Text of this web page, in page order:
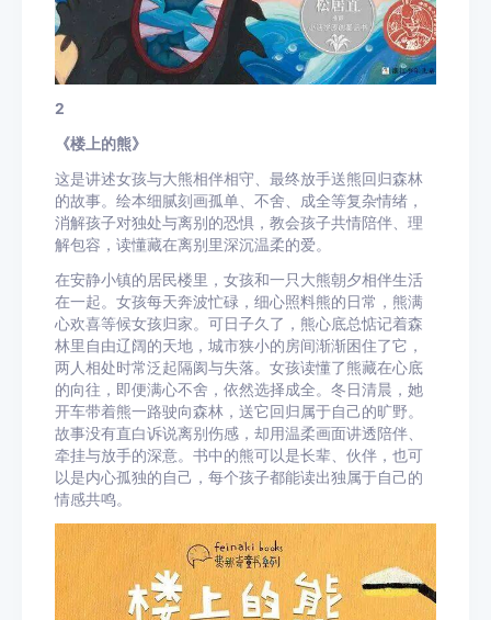
2
《楼上的熊》
这是讲述女孩与大熊相伴相守、最终放手送熊回归森林
的故事。绘本细腻刻画孤单、不舍、成全等复杂情绪，
消解孩子对独处与离别的恐惧，教会孩子共情陪伴、理
解包容，读懂藏在离别里深沉温柔的爱。
在安静小镇的居民楼里，女孩和一只大熊朝夕相伴生活
在一起。女孩每天奔波忙碌，细心照料熊的日常，熊满
心欢喜等候女孩归家。可日子久了，熊心底总惦记着森
林里自由辽阔的天地，城市狭小的房间渐渐困住了它，
两人相处时常泛起隔阂与失落。女孩读懂了熊藏在心底
的向往，即便满心不舍，依然选择成全。冬日清晨，她
开车带着熊一路驶向森林，送它回归属于自己的旷野。
故事没有直白诉说离别伤感，却用温柔画面讲透陪伴、
牵挂与放手的深意。书中的熊可以是长辈、伙伴，也可
以是内心孤独的自己，每个孩子都能读出独属于自己的
情感共鸣。